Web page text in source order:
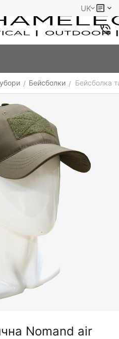
UK
/ Бейсболки / Бейсболка
Nomand air